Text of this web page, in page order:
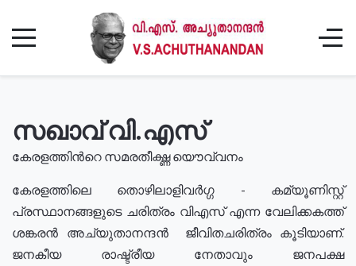
സഖാവ് വി.എസ്
കേരളത്തിൻറെ സമരതീക്ഷ്ണ യൌവ്വനം
കേരളത്തിലെ തൊഴിലാളിവർഗ്ഗ - കമ്യൂണിസ്റ്റ്
പ്രസ്ഥാനങ്ങളുടെ ചരിത്രം വിഎസ് എന്ന വേലിക്കകത്ത്
ശങ്കരൻ അച്യുതാനന്ദൻ ജീവിതചരിത്രം കൂടിയാണ്.
ജനകീയ രാഷ്ട്രീയ നേതാവും ജനപക്ഷ